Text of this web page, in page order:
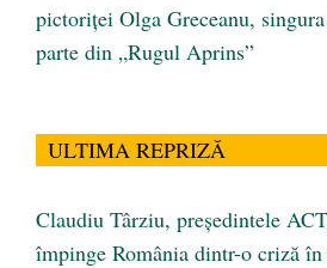
pictoriței Olga Greceanu,
parte din „Rugul Aprins”
ULTIMA REPRIZĂ
Claudiu Târziu, președintele
împinge România dintr-o criză